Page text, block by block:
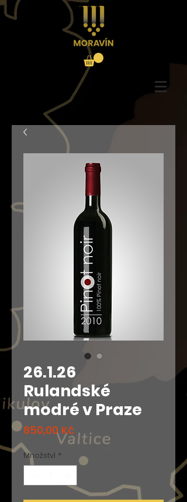
26.1.26
Rulandské
modré v Praze
850,00 Kč Cena
Množství *